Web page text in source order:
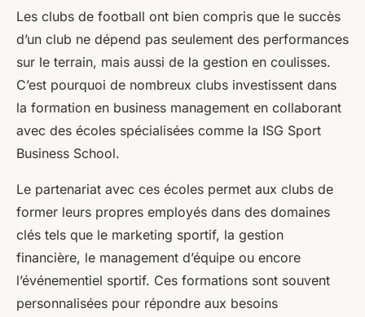
Les clubs de football ont bien compris que le succès
d’un club ne dépend pas seulement des performances
sur le terrain, mais aussi de la gestion en coulisses.
C’est pourquoi de nombreux clubs investissent dans
la formation en business management en collaborant
avec des écoles spécialisées comme la ISG Sport
Business School.
Le partenariat avec ces écoles permet aux clubs de
former leurs propres employés dans des domaines
clés tels que le marketing sportif, la gestion
financière, le management d’équipe ou encore
l’événementiel sportif. Ces formations sont souvent
personnalisées pour répondre aux besoins